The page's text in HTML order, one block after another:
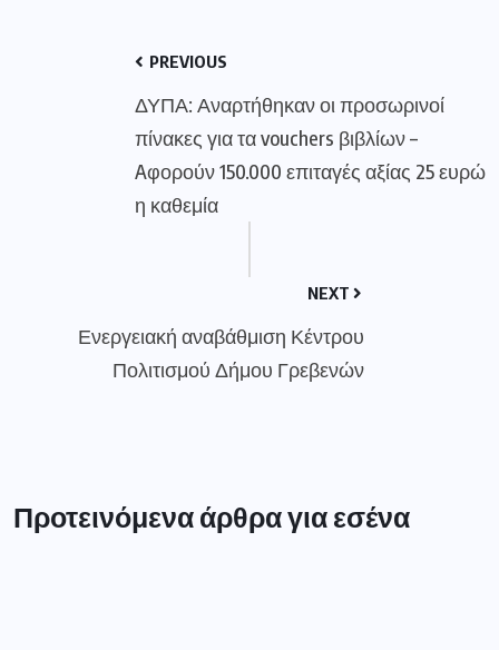
PREVIOUS
ΔΥΠΑ: Αναρτήθηκαν οι προσωρινοί
πίνακες για τα vouchers βιβλίων –
Aφορούν 150.000 επιταγές αξίας 25 ευρώ
η καθεμία
NEXT
Ενεργειακή αναβάθμιση Κέντρου
Πολιτισμού Δήμου Γρεβενών
Προτεινόμενα άρθρα για εσένα